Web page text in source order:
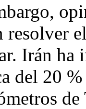
resolver
Irán ha
del 20
de